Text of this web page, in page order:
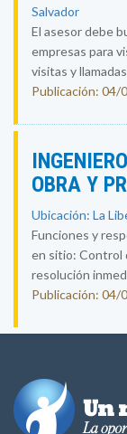
Salvador
El asesor debe
empresas para
visitas y
Publicación: 04/
OBRA Y
Ubicación: La
Funciones y
en sitio: Control
resolución
Publicación: 04/